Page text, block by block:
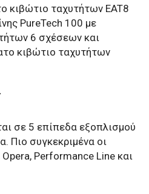
κιβώτιο ταχυτήτων EAT8
PureTech 100 με
6 σχέσεων και
κιβώτιο ταχυτήτων
σε 5 επίπεδα εξοπλισμού
Πιο συγκεκριμένα οι
Performance Line και